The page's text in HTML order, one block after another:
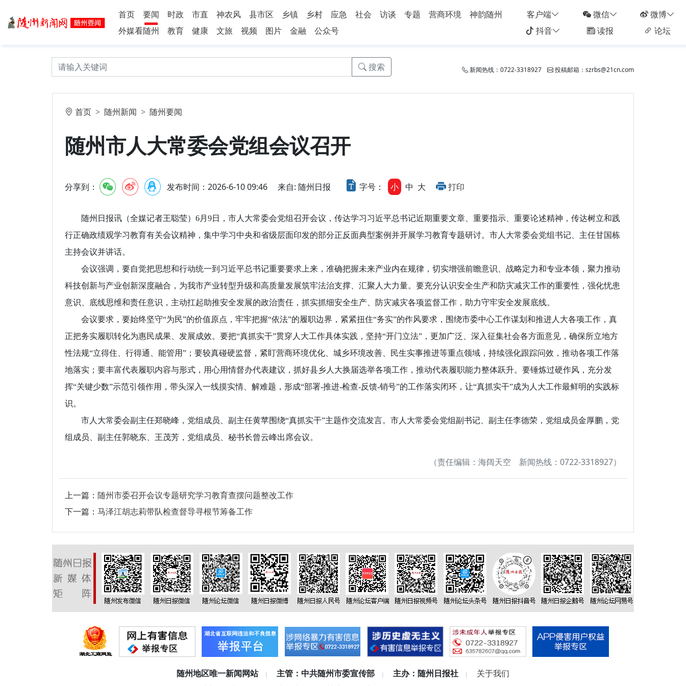
首页 要闻 时政 市直 神农风 县市区 乡镇 乡村 应急 社会 访谈 专题 营商环境
神韵随州
外媒看随州
教育 健康 文旅 视频 图片 金融 公众号
客户端 微信
微博
抖音
读报 论坛
搜索 新闻热线：0722-3318927 投稿邮箱：szrbs@21cn.com
首页 随州新闻 随州要闻
随州市人大常委会党组会议召开
分享到： 发布时间：2026-6-10 09:46 来自: 随州日报 字号： 小 中 大 打印
随州日报讯（全媒记者王聪莹）6月9日，市人大常委会党组召开会议，传达学习习近平总书记近期重要文章、重要指示、重要论述精神，传达树立和践
行正确政绩观学习教育有关会议精神，集中学习中央和省级层面印发的部分正反面典型案例并开展学习教育专题研讨。市人大常委会党组书记、主任甘国栋
主持会议并讲话。
会议强调，要自觉把思想和行动统一到习近平总书记重要要求上来，准确把握未来产业内在规律，切实增强前瞻意识、战略定力和专业本领，聚力推动
科技创新与产业创新深度融合，为我市产业转型升级和高质量发展筑牢法治支撑、汇聚人大力量。要充分认识安全生产和防灾减灾工作的重要性，强化忧患
意识、底线思维和责任意识，主动扛起助推安全发展的政治责任，抓实抓细安全生产、防灾减灾各项监督工作，助力守牢安全发展底线。
会议要求，要始终坚守“为民”的价值原点，牢牢把握“依法”的履职边界，紧紧扭住“务实”的作风要求，围绕市委中心工作谋划和推进人大各项工作，真
正把务实履职转化为惠民成果、发展成效。要把“真抓实干”贯穿人大工作具体实践，坚持“开门立法”，更加广泛、深入征集社会各方面意见，确保所立地方
性法规“立得住、行得通、能管用”；要较真碰硬监督，紧盯营商环境优化、城乡环境改善、民生实事推进等重点领域，持续强化跟踪问效，推动各项工作落
地落实；要丰富代表履职内容与形式，用心用情督办代表建议，抓好县乡人大换届选举各项工作，推动代表履职能力整体跃升。要锤炼过硬作风，充分发
挥“关键少数”示范引领作用，带头深入一线摸实情、解难题，形成“部署-推进-检查-反馈-销号”的工作落实闭环，让“真抓实干”成为人大工作最鲜明的实践标
识。
市人大常委会副主任郑晓峰，党组成员、副主任黄苹围绕“真抓实干”主题作交流发言。市人大常委会党组副书记、副主任李德荣，党组成员金厚鹏，党
组成员、副主任郭晓东、王茂芳，党组成员、秘书长曾云峰出席会议。
（责任编辑：海阔天空 新闻热线：0722-3318927）
上一篇： 随州市委召开会议专题研究学习教育查摆问题整改工作
下一篇： 马泽江胡志莉带队检查督导寻根节筹备工作
随州地区唯一新闻网站 | 主管：中共随州市委宣传部 | 主办：随州日报社 |
关于我们